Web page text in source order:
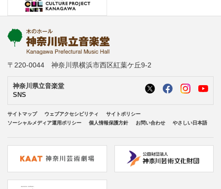
〒220-0044 神奈川県横浜市西区紅葉ケ丘9-2
神奈川県立音楽堂
SNS
サイトマップ ウェブアクセシビリティ
サイトポリシー
ソーシャルメディア運用ポリシー
個人情報保護方針 お問い合わせ やさしい日本語